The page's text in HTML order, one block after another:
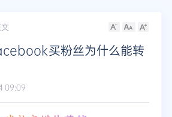
买粉丝为什么能转
09:09